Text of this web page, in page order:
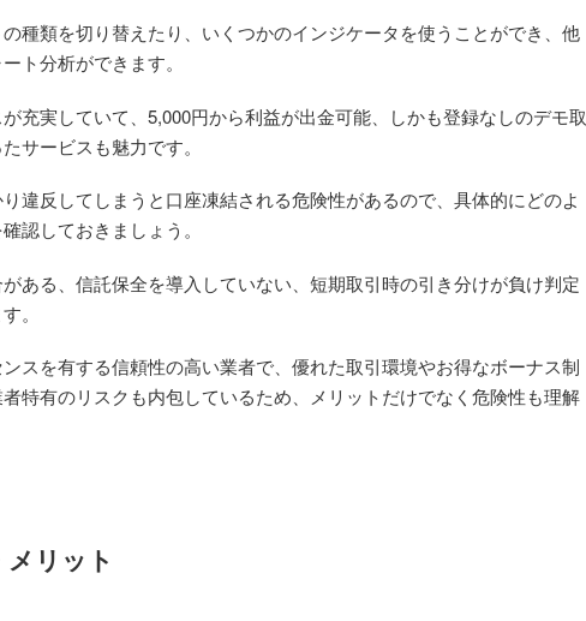
種類を切り替えたり、いくつかのインジケータを使うことができ、他
ト分析ができます。
充実していて、5,000円から利益が出金可能、しかも登録なしのデモ取
サービスも魅力です。
違反してしまうと口座凍結される危険性があるので、具体的にどのよ
認しておきましょう。
ある、信託保全を導入していない、短期取引時の引き分けが負け判定
。
スを有する信頼性の高い業者で、優れた取引環境やお得なボーナス制
特有のリスクも内包しているため、メリットだけでなく危険性も理解
リット